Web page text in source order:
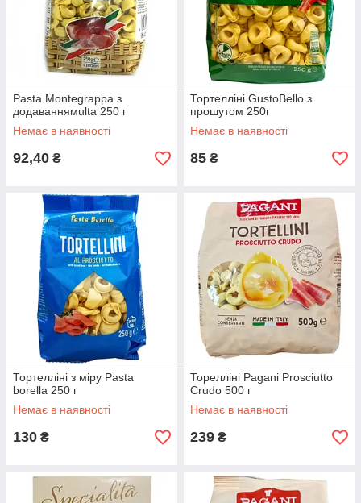
Pasta Montegrappa з
додаваннямulta 250 г
Немає в наявності
92,40 ₴
Тортелліні GustoBello з
прошутом 250г
Немає в наявності
85 ₴
Тортелліні з міру Pasta
borella 250 г
Немає в наявності
130 ₴
Торелліні Pagani Prosciutto
Crudo 500 г
Немає в наявності
239 ₴